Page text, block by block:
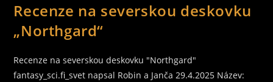
Recenze na severskou deskovku
„Northgard“
Recenze na severskou deskovku "Northgard"
fantasy_sci.fi_svet napsal Robin a Janča 29.4.2025 Název: